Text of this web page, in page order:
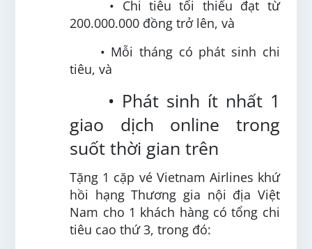
• Chi tiêu tối thiểu đạt từ
200.000.000 đồng trở lên, và
• Mỗi tháng có phát sinh chi
tiêu, và
• Phát sinh ít nhất 1
giao dịch online trong
suốt thời gian trên
Tặng 1 cặp vé Vietnam Airlines khứ
hồi hạng Thương gia nội địa Việt
Nam cho 1 khách hàng có tổng chi
tiêu cao thứ 3, trong đó: